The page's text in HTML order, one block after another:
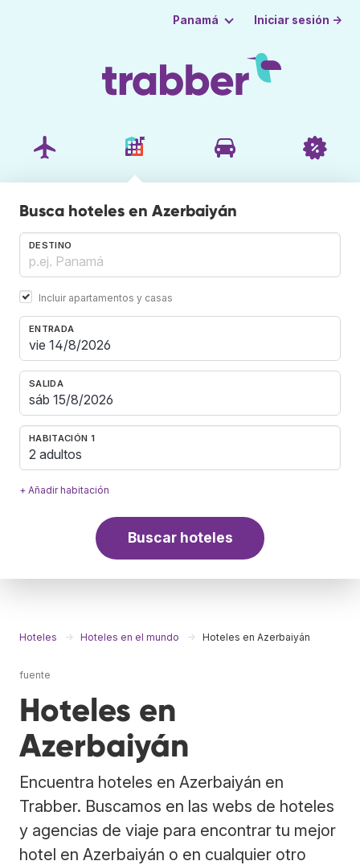
Panamá Iniciar sesión →
Busca hoteles en Azerbaiyán
DESTINO
Incluir apartamentos y casas
ENTRADA
SALIDA
HABITACIÓN 1
2 adultos
+ Añadir habitación
Buscar hoteles
Hoteles Hoteles en el mundo Hoteles en Azerbaiyán
fuente
Hoteles en
Azerbaiyán
Encuentra hoteles en Azerbaiyán en
Trabber. Buscamos en las webs de hoteles
y agencias de viaje para encontrar tu mejor
hotel en Azerbaiyán o en cualquier otro